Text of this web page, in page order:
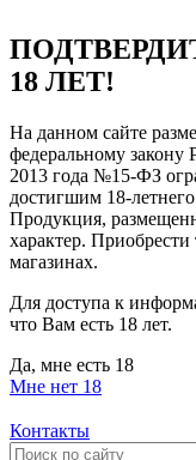
18 ЛЕТ!
На данном сайте
федеральному закону
2013 года №15-ФЗ
достигшим 18-
Продукция,
характер.
магазинах.
Для доступа к
что Вам есть 18 лет.
Да, мне есть 18
Мне нет 18
Контакты